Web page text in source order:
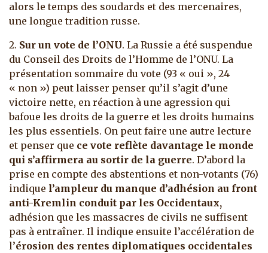
alors le temps des soudards et des mercenaires,
une longue tradition russe.
2. Sur un vote de l’ONU. La Russie a été suspendue
du Conseil des Droits de l’Homme de l’ONU. La
présentation sommaire du vote (93 « oui », 24
« non ») peut laisser penser qu’il s’agit d’une
victoire nette, en réaction à une agression qui
bafoue les droits de la guerre et les droits humains
les plus essentiels. On peut faire une autre lecture
et penser que ce vote reflète davantage le monde
qui s’affirmera au sortir de la guerre. D’abord la
prise en compte des abstentions et non-votants (76)
indique l’ampleur du manque d’adhésion au front
anti-Kremlin conduit par les Occidentaux,
adhésion que les massacres de civils ne suffisent
pas à entraîner. Il indique ensuite l’accélération de
l’érosion des rentes diplomatiques occidentales